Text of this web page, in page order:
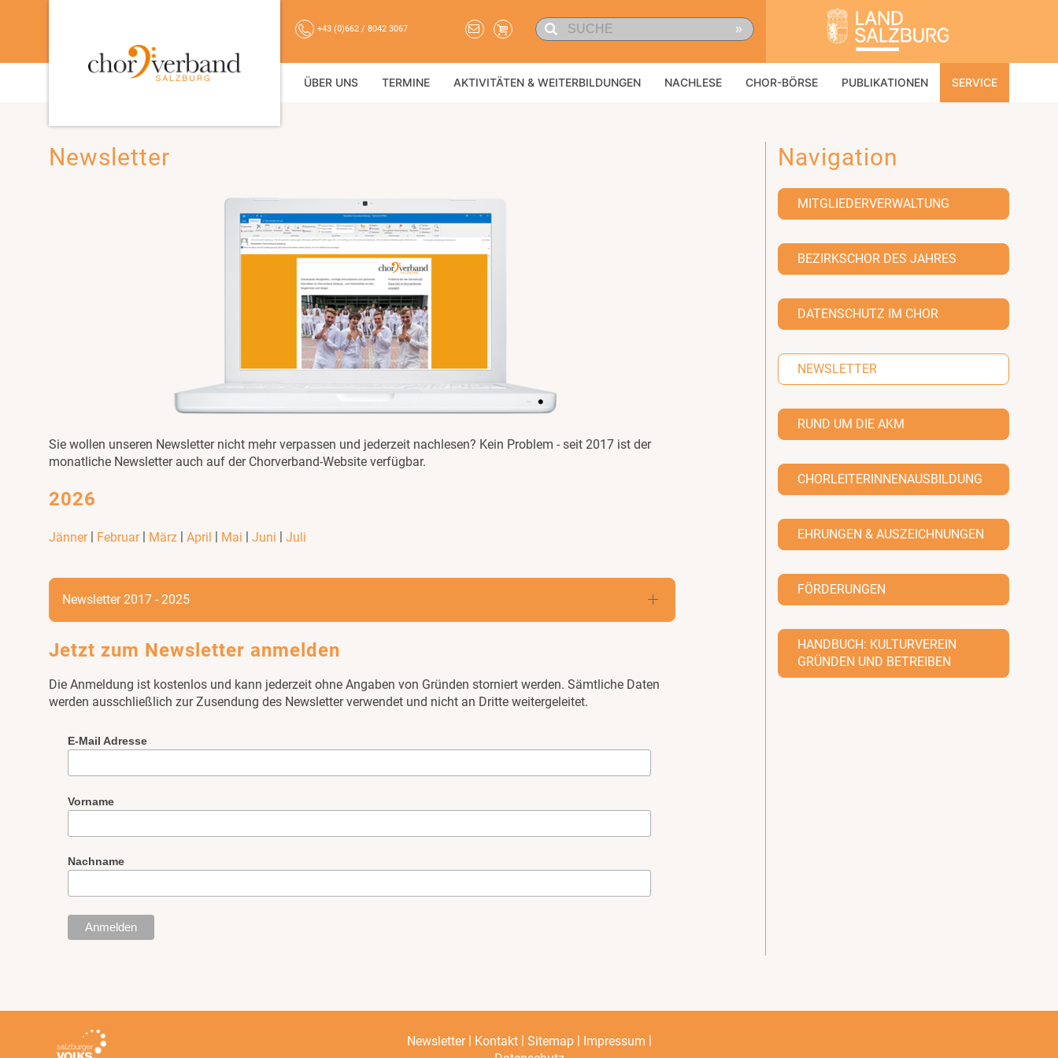
+43 (0)662 / 8042 3067 »
ÜBER UNS TERMINE AKTIVITÄTEN & WEITERBILDUNGEN NACHLESE CHOR-BÖRSE PUBLIKATIONEN SERVICE
Newsletter
Sie wollen unseren Newsletter nicht mehr verpassen und jederzeit nachlesen? Kein Problem - seit 2017 ist der
monatliche Newsletter auch auf der Chorverband-Website verfügbar.
2026
Jänner | Februar | März | April | Mai | Juni | Juli
Newsletter 2017 - 2025
Jetzt zum Newsletter anmelden
Die Anmeldung ist kostenlos und kann jederzeit ohne Angaben von Gründen storniert werden. Sämtliche Daten
werden ausschließlich zur Zusendung des Newsletter verwendet und nicht an Dritte weitergeleitet.
E-Mail Adresse
Vorname
Nachname
Navigation
MITGLIEDERVERWALTUNG
BEZIRKSCHOR DES JAHRES
DATENSCHUTZ IM CHOR
NEWSLETTER
RUND UM DIE AKM
CHORLEITERINNENAUSBILDUNG
EHRUNGEN & AUSZEICHNUNGEN
FÖRDERUNGEN
HANDBUCH: KULTURVEREIN
GRÜNDEN UND BETREIBEN
Newsletter| Kontakt| Sitemap| Impressum |